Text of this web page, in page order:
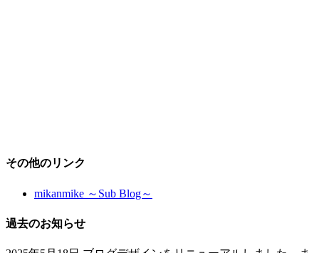
その他のリンク
mikanmike ～Sub Blog～
過去のお知らせ